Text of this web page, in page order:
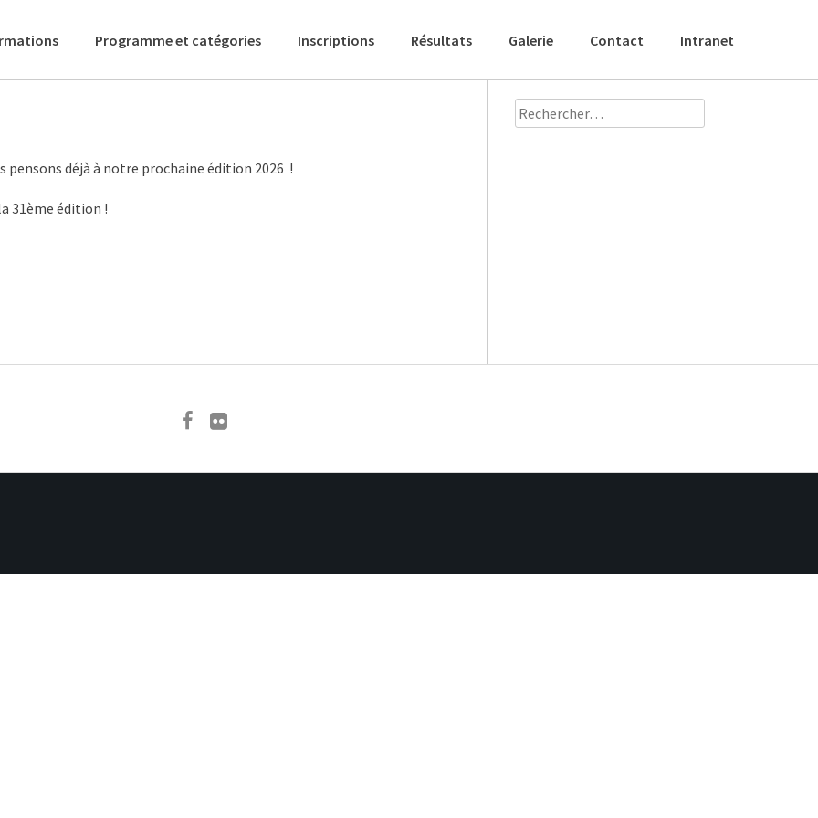
Programme et catégories Inscriptions Résultats Galerie Contact Intranet
pensons déjà à notre prochaine édition 2026 !
31ème édition !
Rechercher :